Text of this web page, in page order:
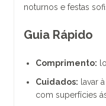
noturnos e festas
Guia Rápido
Comprimento:
Cuidados: lavar
com superfícies